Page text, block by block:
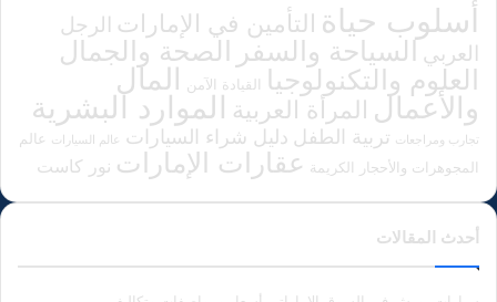
أسلوب حياة التأمين في الإمارات
الرجل
العربي السياحة والسفر الصحة والجمال
العلوم والتكنولوجيا
القيادة الآمن المال
والأعمال المرأة العربية الموارد البشرية
تجارب ومراجعات تربية الطفل دليل شراء السيارات عالم السيارات عالم
المجوهرات والأحجار الكريمة عقارات الإمارات نور كاست
أحدث المقالات